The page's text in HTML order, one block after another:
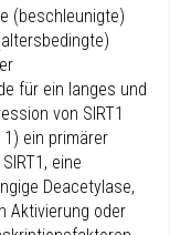
(beschleunigte)
für ein langes und
von SIRT1
ein primärer
eine
Deacetylase,
Aktivierung oder